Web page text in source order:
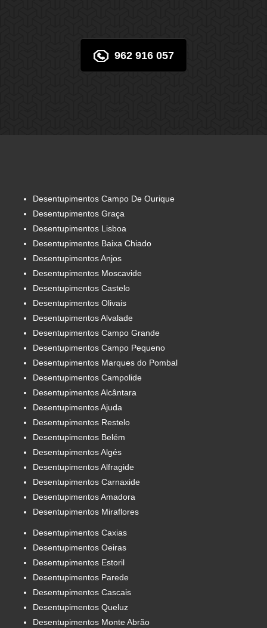
962 916 057
Desentupimentos Campo De Ourique
Desentupimentos Graça
Desentupimentos Lisboa
Desentupimentos Baixa Chiado
Desentupimentos Anjos
Desentupimentos Moscavide
Desentupimentos Castelo
Desentupimentos Olivais
Desentupimentos Alvalade
Desentupimentos Campo Grande
Desentupimentos Campo Pequeno
Desentupimentos Marques do Pombal
Desentupimentos Campolide
Desentupimentos Alcântara
Desentupimentos Ajuda
Desentupimentos Restelo
Desentupimentos Belém
Desentupimentos Algés
Desentupimentos Alfragide
Desentupimentos Carnaxide
Desentupimentos Amadora
Desentupimentos Miraflores
Desentupimentos Caxias
Desentupimentos Oeiras
Desentupimentos Estoril
Desentupimentos Parede
Desentupimentos Cascais
Desentupimentos Queluz
Desentupimentos Monte Abrão